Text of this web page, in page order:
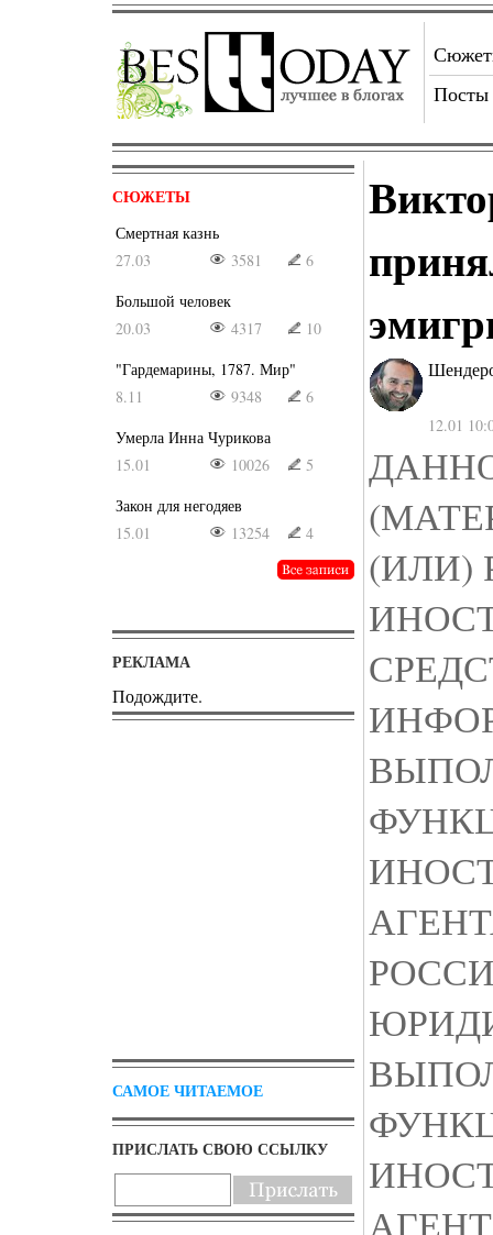
Посты
СЮЖЕТЫ
Смертная казнь
27.03
3581
6
Большой человек
20.03
4317
10
"Гардемарины, 1787. Мир"
8.11
9348
6
Умерла Инна Чурикова
15.01
10026
5
Закон для негодяев
15.01
13254 4
РЕКЛАМА
Подождите.
САМОЕ ЧИТАЕМОЕ
ПРИСЛАТЬ СВОЮ ССЫЛКУ
12.01
(ИЛИ)